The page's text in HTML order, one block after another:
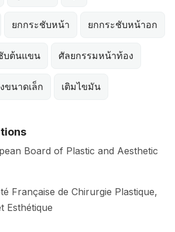
ยกกระชับหน้า ยกกระชับหน้าอก
บต้นแขน ศัลยกรรมหน้าท้อง
ขนาดเล็ก เติมไขมัน
Board of Plastic and Aesthetic
Française de Chirurgie Plastique,
Esthétique